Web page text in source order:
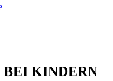
BEI KINDERN